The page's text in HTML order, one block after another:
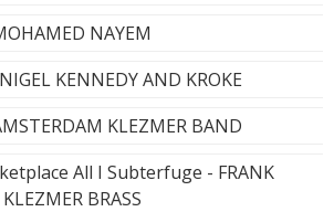
NAYEM
KENNEDY AND KROKE
KLEZMER BAND
All I Subterfuge - FRANK
BRASS